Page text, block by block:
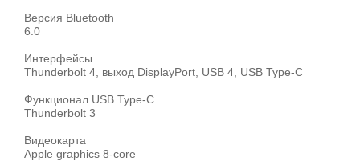
Версия Bluetooth
6.0
Интерфейсы
Thunderbolt 4, выход DisplayPort, USB 4, USB Type-C
Функционал USB Type-C
Thunderbolt 3
Видеокарта
Apple graphics 8-core